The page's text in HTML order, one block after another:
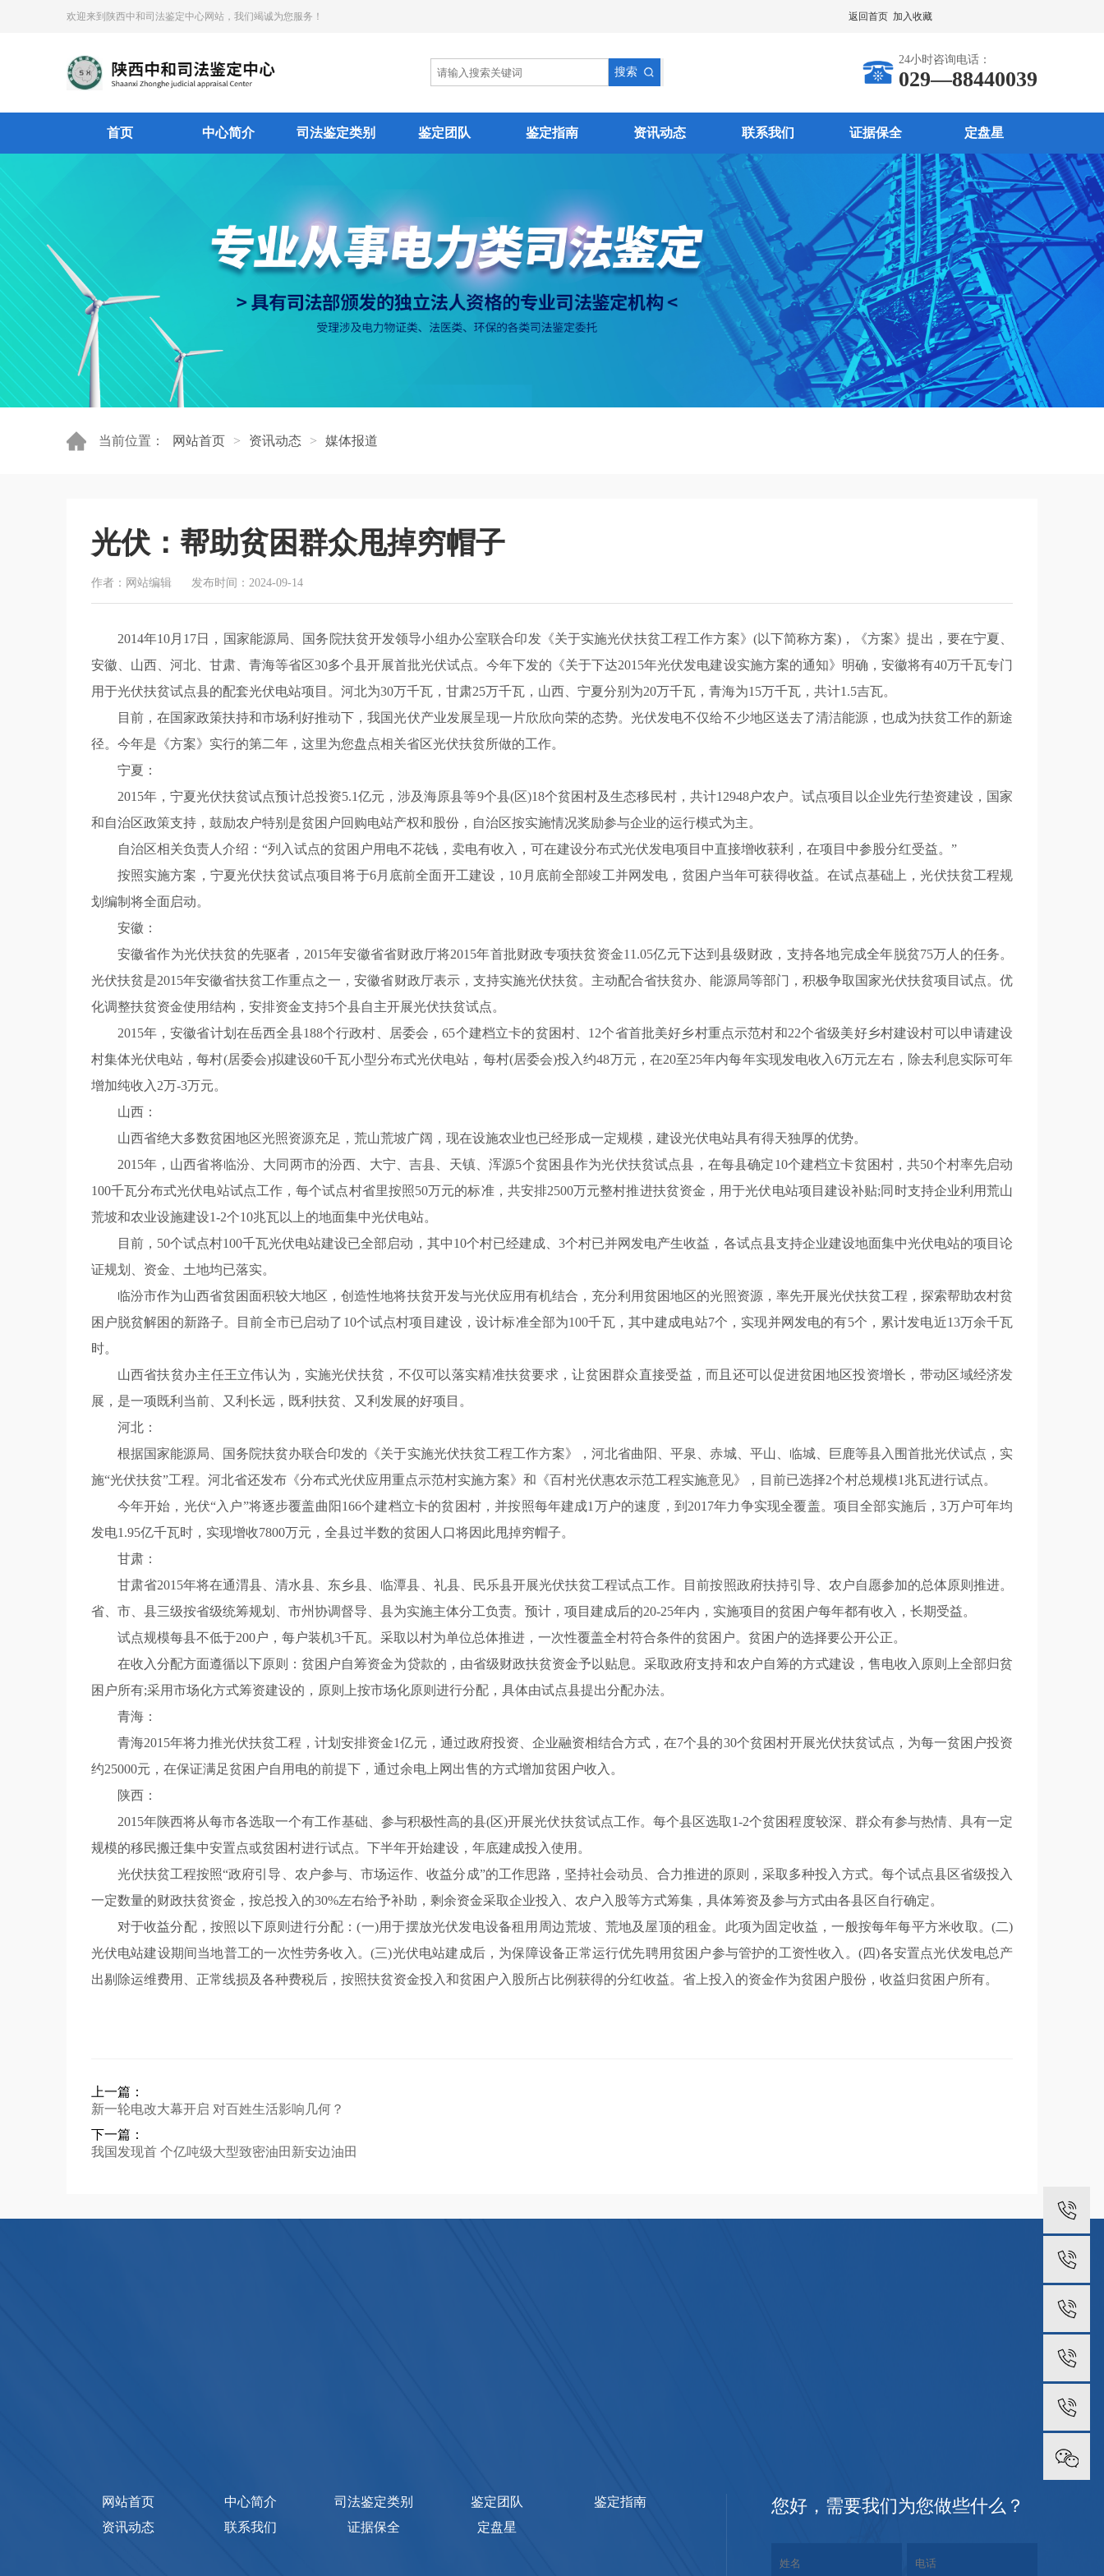
欢迎来到陕西中和司法鉴定中心网站，我们竭诚为您服务！ 返回首页 加入收藏
24小时咨询电话：
029—88440039
首页 中心简介 司法鉴定类别 鉴定团队 鉴定指南 资讯动态 联系我们 证据保全 定盘星
当前位置： 网站首页 > 资讯动态 > 媒体报道
光伏：帮助贫困群众甩掉穷帽子
作者：网站编辑 发布时间：2024-09-14
2014年10月17日，国家能源局、国务院扶贫开发领导小组办公室联合印发《关于实施光伏扶贫工程工作方案》(以下简称方案)，《方案》提出，要在宁夏、
安徽、山西、河北、甘肃、青海等省区30多个县开展首批光伏试点。今年下发的《关于下达2015年光伏发电建设实施方案的通知》明确，安徽将有40万千瓦专门
用于光伏扶贫试点县的配套光伏电站项目。河北为30万千瓦，甘肃25万千瓦，山西、宁夏分别为20万千瓦，青海为15万千瓦，共计1.5吉瓦。
目前，在国家政策扶持和市场利好推动下，我国光伏产业发展呈现一片欣欣向荣的态势。光伏发电不仅给不少地区送去了清洁能源，也成为扶贫工作的新途
径。今年是《方案》实行的第二年，这里为您盘点相关省区光伏扶贫所做的工作。
宁夏：
2015年，宁夏光伏扶贫试点预计总投资5.1亿元，涉及海原县等9个县(区)18个贫困村及生态移民村，共计12948户农户。试点项目以企业先行垫资建设，国家
和自治区政策支持，鼓励农户特别是贫困户回购电站产权和股份，自治区按实施情况奖励参与企业的运行模式为主。
自治区相关负责人介绍：“列入试点的贫困户用电不花钱，卖电有收入，可在建设分布式光伏发电项目中直接增收获利，在项目中参股分红受益。”
按照实施方案，宁夏光伏扶贫试点项目将于6月底前全面开工建设，10月底前全部竣工并网发电，贫困户当年可获得收益。在试点基础上，光伏扶贫工程规
划编制将全面启动。
安徽：
安徽省作为光伏扶贫的先驱者，2015年安徽省省财政厅将2015年首批财政专项扶贫资金11.05亿元下达到县级财政，支持各地完成全年脱贫75万人的任务。
光伏扶贫是2015年安徽省扶贫工作重点之一，安徽省财政厅表示，支持实施光伏扶贫。主动配合省扶贫办、能源局等部门，积极争取国家光伏扶贫项目试点。优
化调整扶贫资金使用结构，安排资金支持5个县自主开展光伏扶贫试点。
2015年，安徽省计划在岳西全县188个行政村、居委会，65个建档立卡的贫困村、12个省首批美好乡村重点示范村和22个省级美好乡村建设村可以申请建设
村集体光伏电站，每村(居委会)拟建设60千瓦小型分布式光伏电站，每村(居委会)投入约48万元，在20至25年内每年实现发电收入6万元左右，除去利息实际可年
增加纯收入2万-3万元。
山西：
山西省绝大多数贫困地区光照资源充足，荒山荒坡广阔，现在设施农业也已经形成一定规模，建设光伏电站具有得天独厚的优势。
2015年，山西省将临汾、大同两市的汾西、大宁、吉县、天镇、浑源5个贫困县作为光伏扶贫试点县，在每县确定10个建档立卡贫困村，共50个村率先启动
100千瓦分布式光伏电站试点工作，每个试点村省里按照50万元的标准，共安排2500万元整村推进扶贫资金，用于光伏电站项目建设补贴;同时支持企业利用荒山
荒坡和农业设施建设1-2个10兆瓦以上的地面集中光伏电站。
目前，50个试点村100千瓦光伏电站建设已全部启动，其中10个村已经建成、3个村已并网发电产生收益，各试点县支持企业建设地面集中光伏电站的项目论
证规划、资金、土地均已落实。
临汾市作为山西省贫困面积较大地区，创造性地将扶贫开发与光伏应用有机结合，充分利用贫困地区的光照资源，率先开展光伏扶贫工程，探索帮助农村贫
困户脱贫解困的新路子。目前全市已启动了10个试点村项目建设，设计标准全部为100千瓦，其中建成电站7个，实现并网发电的有5个，累计发电近13万余千瓦
时。
山西省扶贫办主任王立伟认为，实施光伏扶贫，不仅可以落实精准扶贫要求，让贫困群众直接受益，而且还可以促进贫困地区投资增长，带动区域经济发
展，是一项既利当前、又利长远，既利扶贫、又利发展的好项目。
河北：
根据国家能源局、国务院扶贫办联合印发的《关于实施光伏扶贫工程工作方案》，河北省曲阳、平泉、赤城、平山、临城、巨鹿等县入围首批光伏试点，实
施“光伏扶贫”工程。河北省还发布《分布式光伏应用重点示范村实施方案》和《百村光伏惠农示范工程实施意见》，目前已选择2个村总规模1兆瓦进行试点。
今年开始，光伏“入户”将逐步覆盖曲阳166个建档立卡的贫困村，并按照每年建成1万户的速度，到2017年力争实现全覆盖。项目全部实施后，3万户可年均
发电1.95亿千瓦时，实现增收7800万元，全县过半数的贫困人口将因此甩掉穷帽子。
甘肃：
甘肃省2015年将在通渭县、清水县、东乡县、临潭县、礼县、民乐县开展光伏扶贫工程试点工作。目前按照政府扶持引导、农户自愿参加的总体原则推进。
省、市、县三级按省级统筹规划、市州协调督导、县为实施主体分工负责。预计，项目建成后的20-25年内，实施项目的贫困户每年都有收入，长期受益。
试点规模每县不低于200户，每户装机3千瓦。采取以村为单位总体推进，一次性覆盖全村符合条件的贫困户。贫困户的选择要公开公正。
在收入分配方面遵循以下原则：贫困户自筹资金为贷款的，由省级财政扶贫资金予以贴息。采取政府支持和农户自筹的方式建设，售电收入原则上全部归贫
困户所有;采用市场化方式筹资建设的，原则上按市场化原则进行分配，具体由试点县提出分配办法。
青海：
青海2015年将力推光伏扶贫工程，计划安排资金1亿元，通过政府投资、企业融资相结合方式，在7个县的30个贫困村开展光伏扶贫试点，为每一贫困户投资
约25000元，在保证满足贫困户自用电的前提下，通过余电上网出售的方式增加贫困户收入。
陕西：
2015年陕西将从每市各选取一个有工作基础、参与积极性高的县(区)开展光伏扶贫试点工作。每个县区选取1-2个贫困程度较深、群众有参与热情、具有一定
规模的移民搬迁集中安置点或贫困村进行试点。下半年开始建设，年底建成投入使用。
光伏扶贫工程按照“政府引导、农户参与、市场运作、收益分成”的工作思路，坚持社会动员、合力推进的原则，采取多种投入方式。每个试点县区省级投入
一定数量的财政扶贫资金，按总投入的30%左右给予补助，剩余资金采取企业投入、农户入股等方式筹集，具体筹资及参与方式由各县区自行确定。
对于收益分配，按照以下原则进行分配：(一)用于摆放光伏发电设备租用周边荒坡、荒地及屋顶的租金。此项为固定收益，一般按每年每平方米收取。(二)
光伏电站建设期间当地普工的一次性劳务收入。(三)光伏电站建成后，为保障设备正常运行优先聘用贫困户参与管护的工资性收入。(四)各安置点光伏发电总产
出剔除运维费用、正常线损及各种费税后，按照扶贫资金投入和贫困户入股所占比例获得的分红收益。省上投入的资金作为贫困户股份，收益归贫困户所有。
上一篇：
新一轮电改大幕开启 对百姓生活影响几何？
下一篇：
我国发现首 个亿吨级大型致密油田新安边油田
网站首页 中心简介 司法鉴定类别 鉴定团队
鉴定指南
资讯动态
联系我们 证据保全 定盘星
您好，需要我们为您做些什么？